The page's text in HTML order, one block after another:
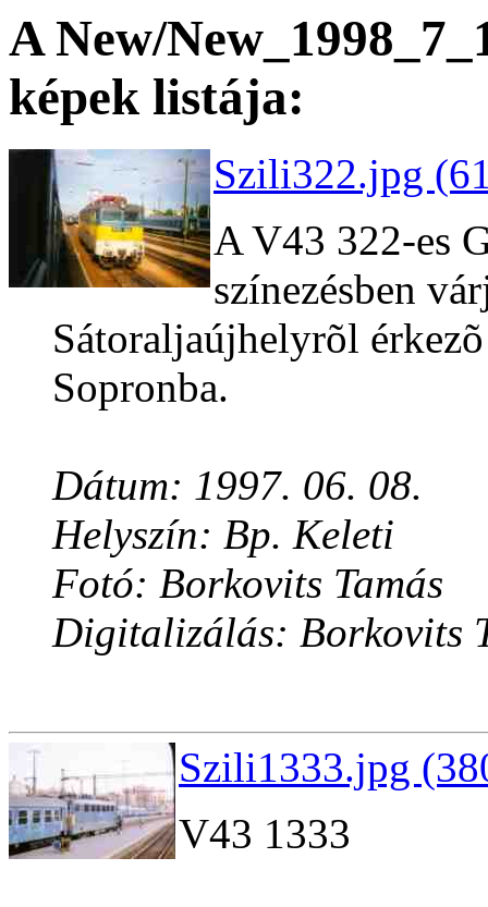
A New/
képek listája:
Szili322.jpg
A V43 322-es
színezésben
Sátoraljaújhelyrõl
Sopronba.
Dátum: 1997. 06. 08.
Helyszín: Bp. Keleti
Fotó: Borkovits Tamás
Digitalizálás: Borkovits
Szili1333.jpg
V43 1333